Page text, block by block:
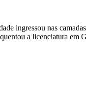
ingressou nas
a licenciatura